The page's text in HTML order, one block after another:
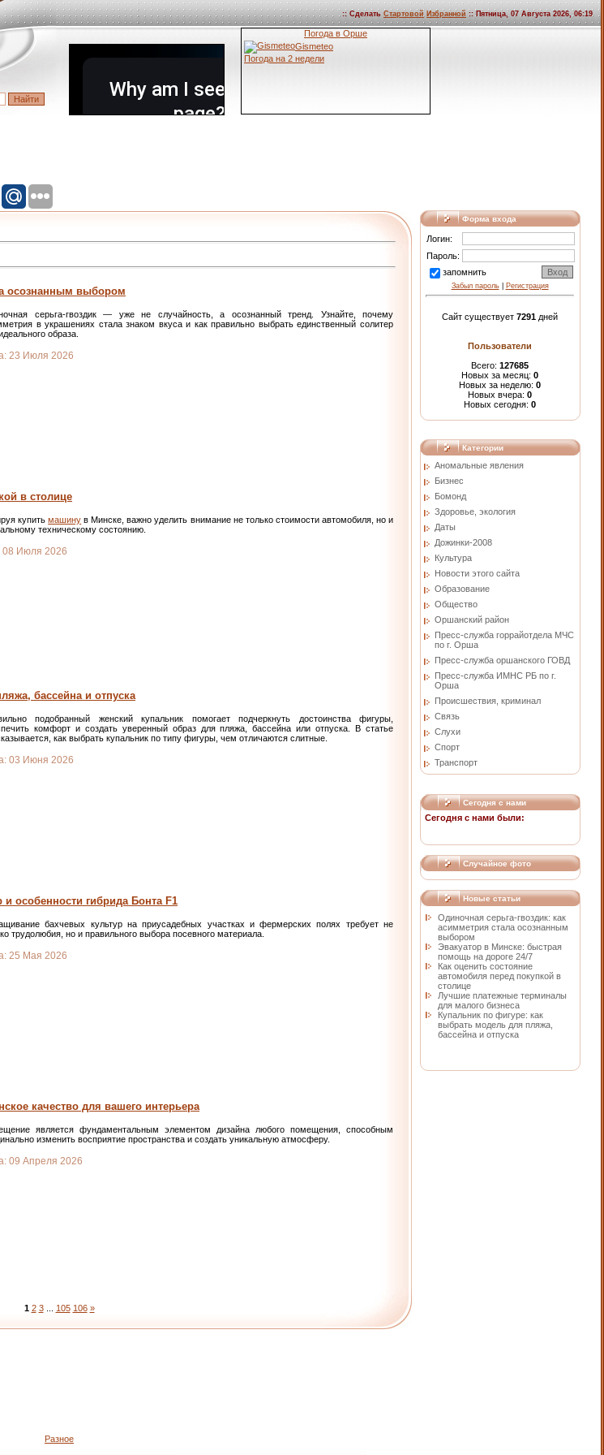
:: Сделать Стартовой Избранной :: Пятница, 07 Августа 2026, 06:19
Погода в Орше
Gismeteo
Погода на 2 недели
осознанным выбором
серьга-гвоздик — уже не случайность, а осознанный тренд. Узнайте, почему
в украшениях стала знаком вкуса и как правильно выбрать единственный солитер
образа.
23 Июля 2026
в столице
купитьмашину в Минске, важно уделить внимание не только стоимости автомобиля, но и
техническому состоянию.
08 Июля 2026
бассейна и отпуска
подобранный женский купальник помогает подчеркнуть достоинства фигуры,
комфорт и создать уверенный образ для пляжа, бассейна или отпуска. В статье
как выбрать купальник по типу фигуры, чем отличаются слитные.
03 Июня 2026
особенности гибрида Бонта F1
бахчевых культур на приусадебных участках и фермерских полях требует не
трудолюбия, но и правильного выбора посевного материала.
25 Мая 2026
качество для вашего интерьера
является фундаментальным элементом дизайна любого помещения, способным
изменить восприятие пространства и создать уникальную атмосферу.
09 Апреля 2026
1 2 3 105 106 »
Форма входа
Логин:
Пароль:
запомнить
Забыл пароль| Регистрация
Сайт существует 7291 дней
Пользователи
Всего: 127685
Новых за месяц: 0
Новых за неделю: 0
Новых вчера: 0
Новых сегодня: 0
Категории
Аномальные явления
Бизнес
Бомонд
Здоровье, экология
Даты
Дожинки-2008
Культура
Новости этого сайта
Образование
Общество
Оршанский район
Пресс-служба горрайотдела МЧС
по г. Орша
Пресс-служба оршанского ГОВД
Пресс-служба ИМНС РБ по г.
Орша
Проиcшествия, криминал
Связь
Слухи
Спорт
Транспорт
Сегодня с нами
Сегодня с нами были:
Случайное фото
Новые статьи
Одиночная серьга-гвоздик: как
асимметрия стала осознанным
выбором
Эвакуатор в Минске: быстрая
помощь на дороге 24/7
Как оценить состояние
автомобиля перед покупкой в
столице
Лучшие платежные терминалы
для малого бизнеса
Купальник по фигуре: как
выбрать модель для пляжа,
бассейна и отпуска
Разное